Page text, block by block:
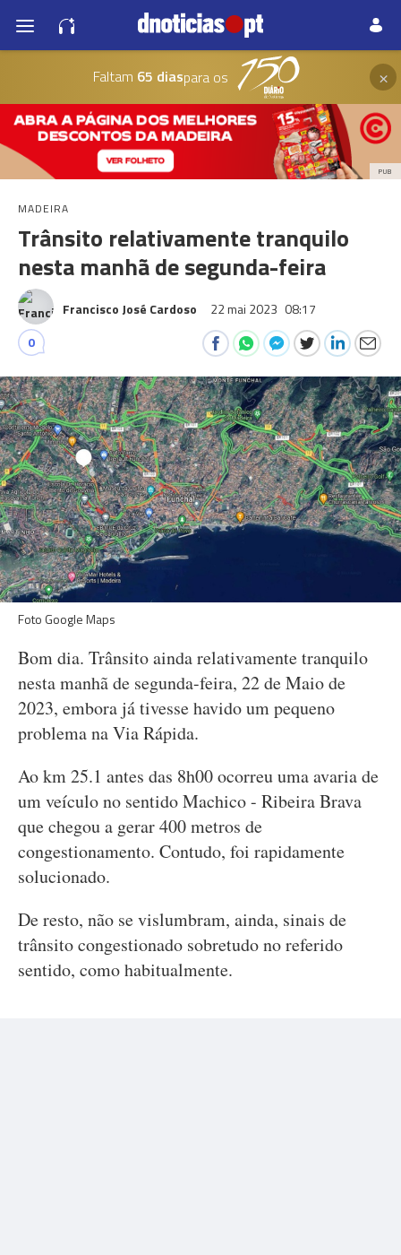
Faltam 65 diaspara os ×
PUB
MADEIRA
Trânsito relativamente tranquilo
nesta manhã de segunda-feira
Francisco José Cardoso 22 mai 2023 08:17
0
Foto Google Maps
Bom dia. Trânsito ainda relativamente tranquilo
nesta manhã de segunda-feira, 22 de Maio de
2023, embora já tivesse havido um pequeno
problema na Via Rápida.
Ao km 25.1 antes das 8h00 ocorreu uma avaria de
um veículo no sentido Machico - Ribeira Brava
que chegou a gerar 400 metros de
congestionamento. Contudo, foi rapidamente
solucionado.
De resto, não se vislumbram, ainda, sinais de
trânsito congestionado sobretudo no referido
sentido, como habitualmente.